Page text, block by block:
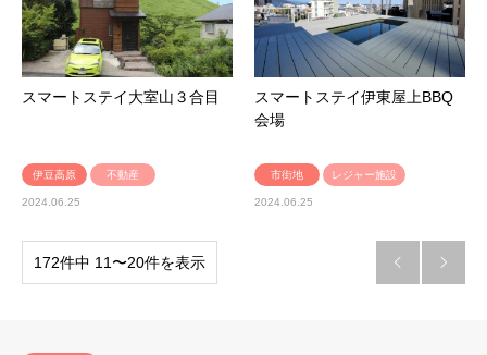
スマートステイ大室山３合目
伊豆高原 不動産
2024.06.25
スマートステイ伊東屋上BBQ
会場
市街地 レジャー施設
2024.06.25
172件中 11〜20件を表示  